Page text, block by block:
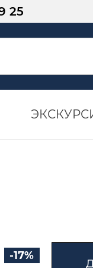
25
-17%